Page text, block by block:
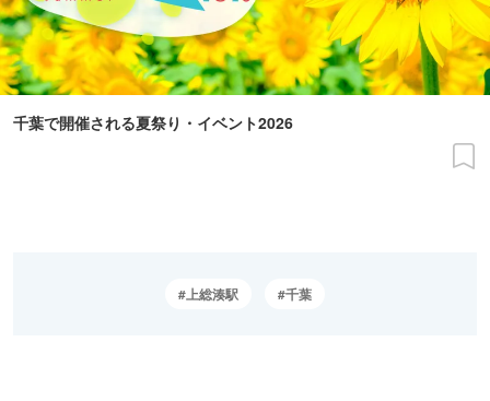
千葉で開催される夏祭り・イベント2026
上総湊駅 千葉